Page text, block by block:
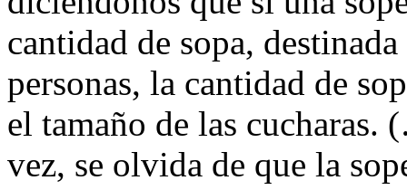
cantidad de sopa,
personas, la cantidad de
el tamaño de las
vez, se olvida de que la